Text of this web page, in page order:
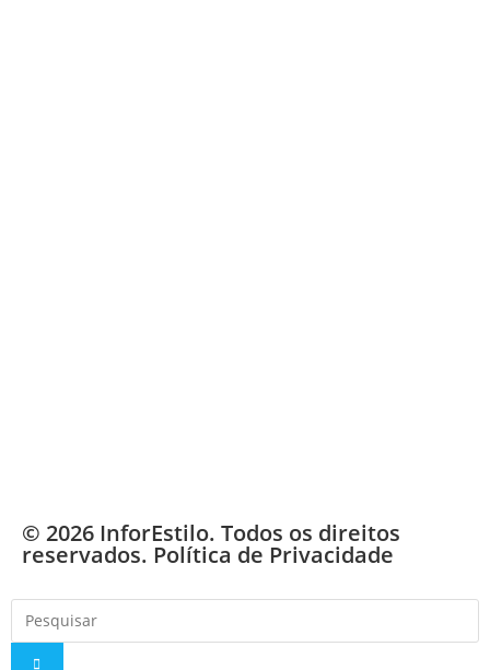
© 2026 InforEstilo. Todos os direitos
reservados. Política de Privacidade